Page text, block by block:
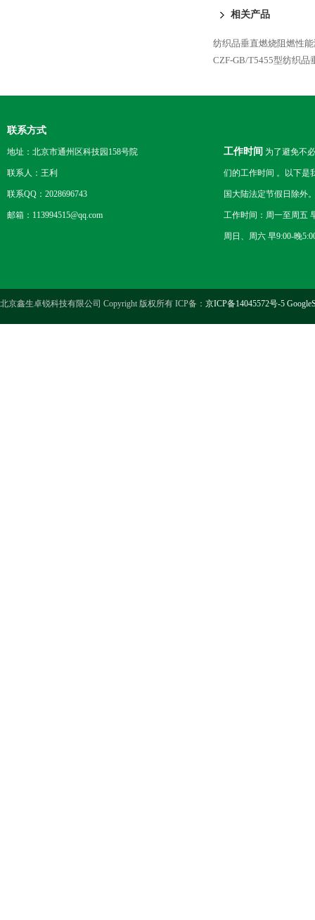
相关产品
纺织品垂直燃烧阻燃性
CZF-GB/T5455型纺织品
联系方式
地址：北京市通州区科技园158号院
联系人：王利
联系QQ：2028696743
邮箱：113994515@qq.com
工作时间 为了避免不
们的工作时间 。以下是
国大陆法定节假日除外
工作时间：周一至周五
周日、周六 早9:00-晚
北京鑫生卓锐科技有限公司 Copyright 版权所有 ICP备： 京ICP备14045572号-5